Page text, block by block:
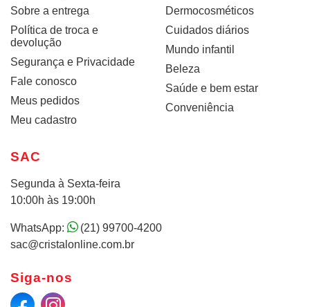
Sobre a entrega
Política de troca e
devolução
Segurança e Privacidade
Fale conosco
Meus pedidos
Meu cadastro
Dermocosméticos
Cuidados diários
Mundo infantil
Beleza
Saúde e bem estar
Conveniência
SAC
Segunda à Sexta-feira
10:00h às 19:00h
WhatsApp:
(21) 99700-4200
sac@cristalonline.com.br
Siga-nos